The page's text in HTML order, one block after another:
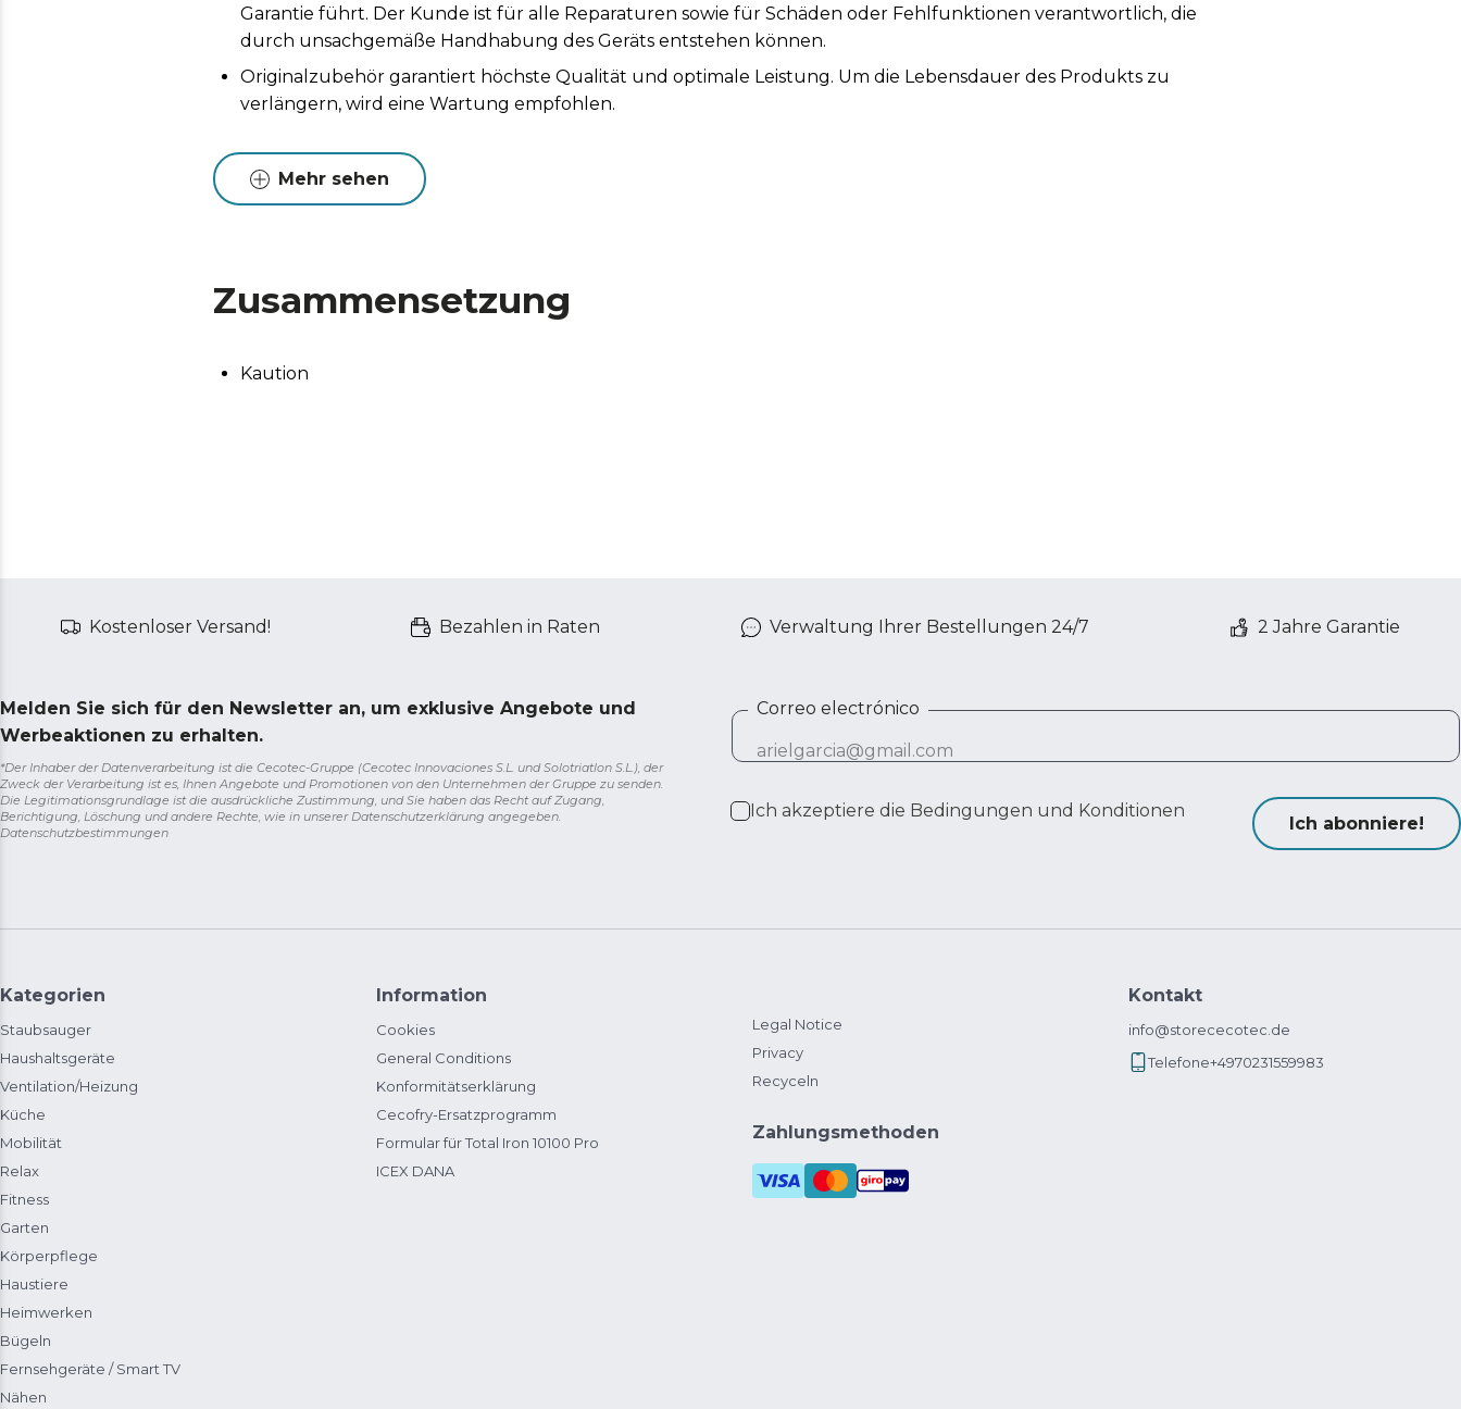
Garantie führt. Der Kunde ist für alle Reparaturen sowie für Schäden oder Fehlfunktionen verantwortlich, die
durch unsachgemäße Handhabung des Geräts entstehen können.
Originalzubehör garantiert höchste Qualität und optimale Leistung. Um die Lebensdauer des Produkts zu
verlängern, wird eine Wartung empfohlen.
Mehr sehen
Zusammensetzung
Kaution
Kostenloser Versand! Bezahlen in Raten Verwaltung Ihrer Bestellungen 24/7 2 Jahre Garantie
Melden Sie sich für den Newsletter an, um exklusive Angebote und
Werbeaktionen zu erhalten.
*Der Inhaber der Datenverarbeitung ist die Cecotec-Gruppe (Cecotec Innovaciones S.L. und Solotriatlon S.L.), der
Zweck der Verarbeitung ist es, Ihnen Angebote und Promotionen von den Unternehmen der Gruppe zu senden.
Die Legitimationsgrundlage ist die ausdrückliche Zustimmung, und Sie haben das Recht auf Zugang,
Berichtigung, Löschung und andere Rechte, wie in unserer Datenschutzerklärung angegeben.
Datenschutzbestimmungen
Correo electrónico
Ich akzeptiere die Bedingungen und Konditionen
Ich abonniere!
Kategorien
Staubsauger
Haushaltsgeräte
Ventilation/Heizung
Küche
Mobilität
Relax
Fitness
Garten
Körperpflege
Haustiere
Heimwerken
Bügeln
Fernsehgeräte / Smart TV
Nähen
Information
Cookies
General Conditions
Konformitätserklärung
Cecofry-Ersatzprogramm
Formular für Total Iron 10100 Pro
ICEX DANA
Legal Notice
Privacy
Recyceln
Zahlungsmethoden
Kontakt
info@storececotec.de
Telefone+4970231559983